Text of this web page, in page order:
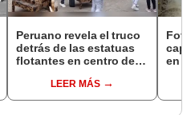
Peruano revela el truco
detrás de las estatuas
flotantes en centro de
LEER MÁS
en
que